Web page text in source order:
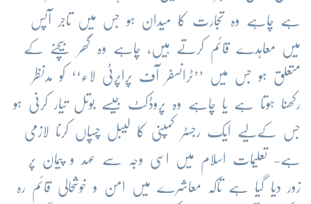
ہے چاہے وہ تجارت کا میدان ہو جس میں تاجر آپس
میں معاہدے قائم کرتے ہیں، چاہے وہ گھر بیچنے کے
متعلق ہو جس میں ’’ٹرانسفر آف پراپرٹی لاء‘‘ کو مدنظر
رکھنا ہوتا ہے یا چاہے وہ پروڈکٹ جیسے بوتل تیار کرنی ہو
جس کےلیے ایک رجسٹر کمپنی کا لیبل چسپاں کرنا لازمی
ہے- تعلیمات اسلام میں اسی وجہ سے عہد و پیمان پر
زور دیا گیا ہے تاکہ معاشرے میں امن و خوشحالی قائم رہ